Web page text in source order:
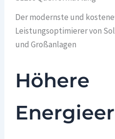
Der modernste und
Leistungsoptimierer von
und Großanlagen
Höhere